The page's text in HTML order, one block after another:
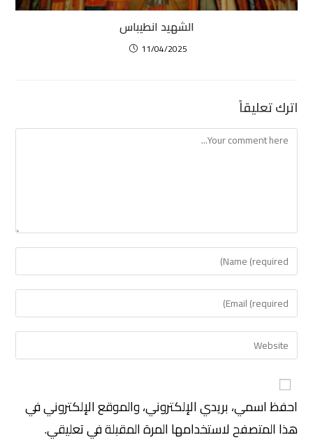
الشهيد انطيباس
11/04/2025
اترك تعليقاً
احفظ اسمي، بريدي الإلكتروني، والموقع الإلكتروني في
هذا المتصفح لاستخدامها المرة المقبلة في تعليقي.